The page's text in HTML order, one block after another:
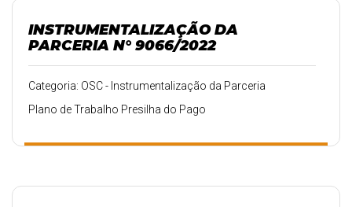
INSTRUMENTALIZAÇÃO DA
PARCERIA N° 9066/2022
Categoria: OSC - Instrumentalização da Parceria
Plano de Trabalho Presilha do Pago